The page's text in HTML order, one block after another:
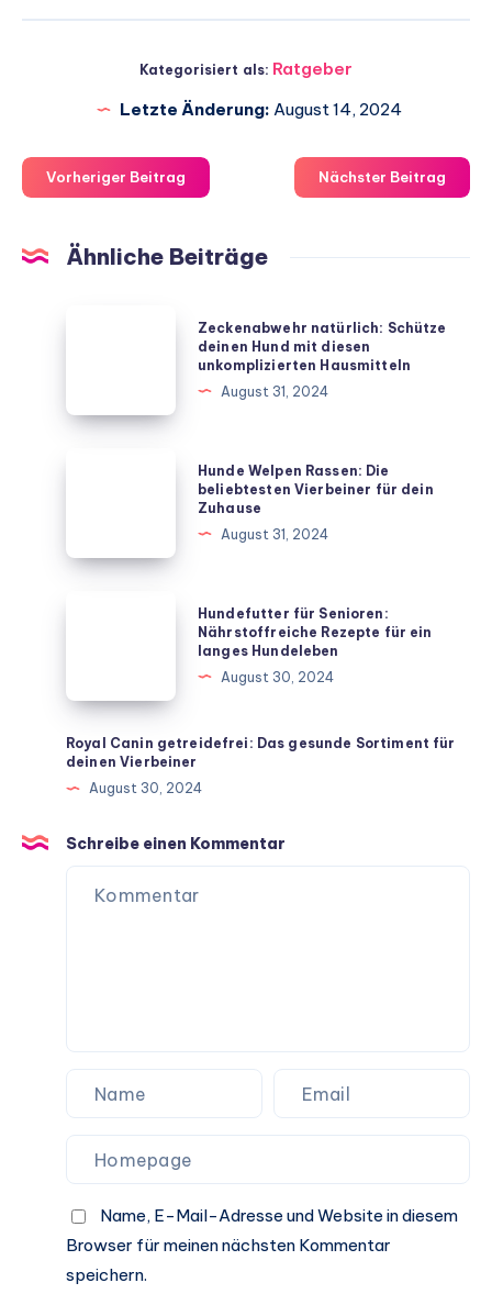
Kategorisiert als: Ratgeber
Letzte Änderung: August 14, 2024
Vorheriger Beitrag Nächster Beitrag
Ähnliche Beiträge
Hund
Zeckenabwehr natürlich: Schütze
deinen Hund mit diesen
unkomplizierten Hausmitteln
August 31, 2024
beliebtesten
Hunde Welpen Rassen: Die
beliebtesten Vierbeiner für dein
Zuhause
August 31, 2024
Rezepte
für
ein
langes
Hundefutter für Senioren:
Nährstoffreiche Rezepte für ein
langes Hundeleben
August 30, 2024
Royal Canin getreidefrei: Das gesunde Sortiment für
deinen Vierbeiner
August 30, 2024
Schreibe einen Kommentar
Name, E-Mail-Adresse und Website in diesem
Browser für meinen nächsten Kommentar
speichern.